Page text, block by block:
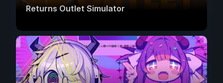
Returns Outlet Simulator